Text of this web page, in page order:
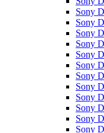
Sony
Sony
Sony
Sony
Sony
Sony
Sony
Sony
Sony
Sony
Sony
Sony